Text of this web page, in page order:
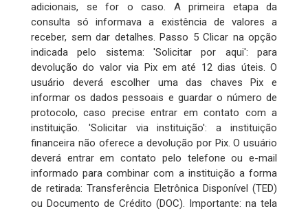
adicionais, se for o caso. A primeira etapa da
consulta só informava a existência de valores a
receber, sem dar detalhes. Passo 5 Clicar na opção
indicada pelo sistema: 'Solicitar por aqui': para
devolução do valor via Pix em até 12 dias úteis. O
usuário deverá escolher uma das chaves Pix e
informar os dados pessoais e guardar o número de
protocolo, caso precise entrar em contato com a
instituição. 'Solicitar via instituição': a instituição
financeira não oferece a devolução por Pix. O usuário
deverá entrar em contato pelo telefone ou e-mail
informado para combinar com a instituição a forma
de retirada: Transferência Eletrônica Disponível (TED)
ou Documento de Crédito (DOC). Importante: na tela